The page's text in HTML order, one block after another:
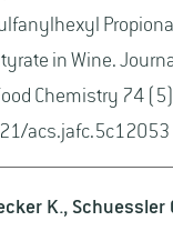
in Wine.
Chemistry 74
acs.jafc.5c12053
K., Schuessler